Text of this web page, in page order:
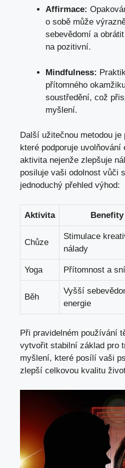
Affirmace:
o sobě může
sebevědomí a
na pozitivní.
Mindfulness:
přítomného
soustředění, což
myšlení.
Další užitečnou metodou
které podporuje uvolňování
aktivita nejenže zlepšuje
posiluje vaši odolnost vůči
jednoduchý přehled výhod:
Aktivita
Chůze
Stimulace
nálady
Yoga Přítomnost a
Běh
Vyšší
energie
Při pravidelném používání
vytvořit stabilní základ pro
myšlení, které posílí vaši
zlepší celkovou kvalitu